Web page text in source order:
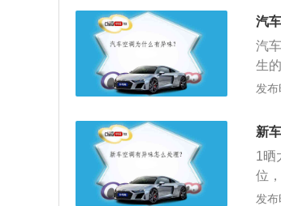
以
环
单
下
风
汽
汽
生
负
气
饰
排
脚
发
新
1晒
位
系
发